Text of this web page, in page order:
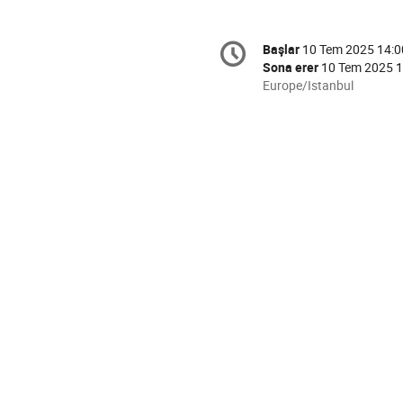
Conference
information
Tarih/Zaman
Başlar 10 Tem 2025
Sona erer 10 Tem 2025
All
Europe/Istanbul